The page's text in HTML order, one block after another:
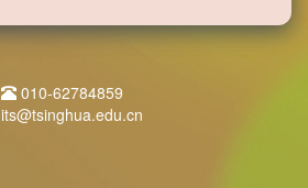
010-62784859
its@tsinghua.edu.cn